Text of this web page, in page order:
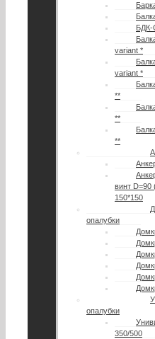
БДК-
variant *
variant *
**
**
**
винт D=90
150*150
опалубки
опалубки
350/500